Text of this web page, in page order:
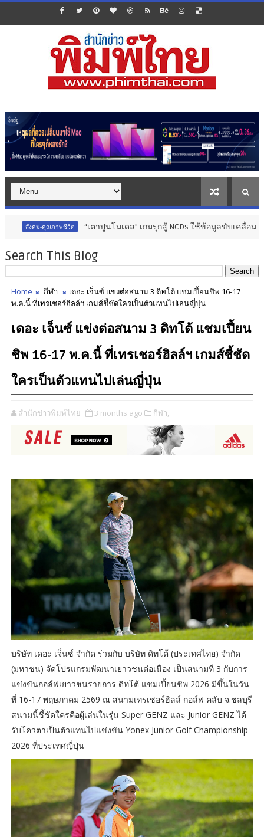
“เตาปูนโมเดล" เกมรุกสู้ NCDs ใช้ข้อมูลขับเคลื่อนการพัฒนา
Search This Blog
Home กีฬา
เดอะ เจ็นซ์ แข่งต่อสนาม 3 ดิทโต้ แชมเปี้ยนชิพ 16-17
พ.ค.นี้ ที่เทรเชอร์ฮิลล์ฯ เกมส์ชี้ชัดใครเป็นตัวแทนไปเล่นญี่ปุ่น
เดอะ เจ็นซ์ แข่งต่อสนาม 3 ดิทโต้ แชมเปี้ยน
ชิพ 16-17 พ.ค.นี้ ที่เทรเชอร์ฮิลล์ฯ เกมส์ชี้ชัด
ใครเป็นตัวแทนไปเล่นญี่ปุ่น
สำนักข่าวพิมพ์ไทย 3 months ago กีฬา,
บริษัท เดอะ เจ็นซ์ จำกัด ร่วมกับ บริษัท ดิทโต้ (ประเทศไทย) จำกัด
(มหาชน) จัดโปรแกรมพัฒนาเยาวชนต่อเนื่อง เป็นสนามที่ 3 กับการ
แข่งขันกอล์ฟเยาวชนรายการ ดิทโต้ แชมเปี้ยนชิพ 2026 มีขึ้นในวัน
ที่ 16-17 พฤษภาคม 2569 ณ สนามเทรเชอร์ฮิลล์ กอล์ฟ คลับ จ.ชลบุรี
สนามนี้ชี้ชัดใครคือผู้เล่นในรุ่น Super GENZ และ Junior GENZ ได้
รับโควตาเป็นตัวแทนไปแข่งขัน Yonex Junior Golf Championship
2026 ที่ประเทศญี่ปุ่น